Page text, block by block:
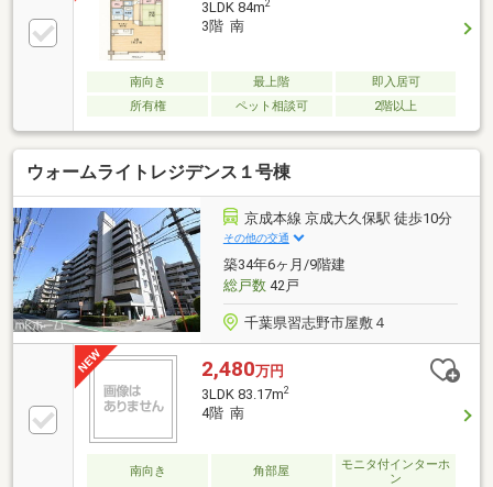
3LDK 84m2
3階 南
南向き 最上階
即入居可
所有権
ペット相談可 2階以上
ウォームライトレジデンス１号棟
京成本線 京成大久保駅 徒歩10分
その他の交通
築34年6ヶ月/9階建
総戸数42戸
千葉県習志野市屋敷４
2,480万円
3LDK 83.17m2
4階 南
南向き 角部屋
モニタ付インターホ
ン